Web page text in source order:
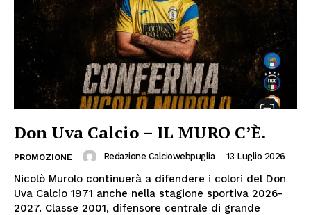
Don Uva Calcio – IL MURO C’È.
PROMOZIONE Redazione Calciowebpuglia - 13 Luglio 2026
Nicolò Murolo continuerà a difendere i colori del Don
Uva Calcio 1971 anche nella stagione sportiva 2026-
2027. Classe 2001, difensore centrale di grande